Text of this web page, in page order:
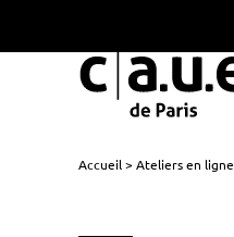
Accueil Ateliers en ligne